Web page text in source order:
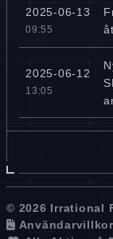
2025-06-13
09:55
2025-06-12
13:05
© 2026 Irrational
Användarvillkor